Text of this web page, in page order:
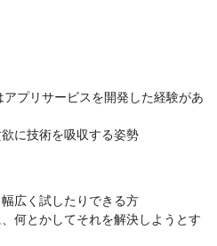
プリサービスを開発した経験があ
に技術を吸収する姿勢
広く試したりできる方
何とかしてそれを解決しようとす